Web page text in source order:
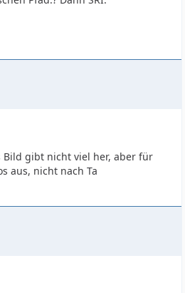
Bild gibt nicht viel her, aber für
aus, nicht nach Ta